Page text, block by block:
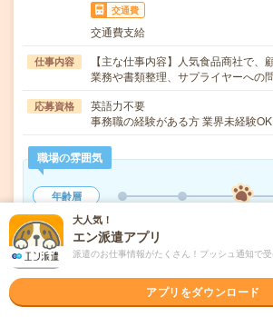
交通費
交通費支給
仕事内容
【主な仕事内容】人気食品商社で、
業務や書類整理、サプライヤーへの
応募資格
英語力不要
事務職の経験がある方 業界未経験OK
職場の雰囲気
年齢層
仕事の仕方
テキパキ
大人気！
エン派遣アプリ
派遣のお仕事情報がたくさん！プッシュ通知で受
アプリをダウンロード